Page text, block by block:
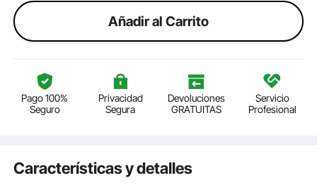
Añadir al Carrito
Pago 100%
Seguro
Privacidad
Segura
Devoluciones
GRATUITAS
Servicio
Profesional
Características y detalles